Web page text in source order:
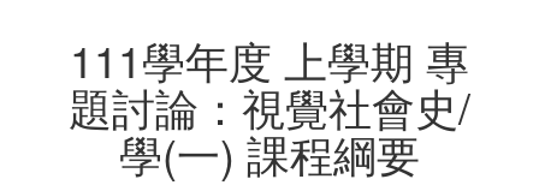
111學年度 上學期 專
題討論：視覺社會史/
學(一) 課程綱要